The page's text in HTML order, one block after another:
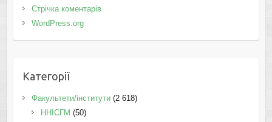
Стрічка коментарів
WordPress.org
Категорії
Факультети/інститути(2 618)
ННІСГМ (50)